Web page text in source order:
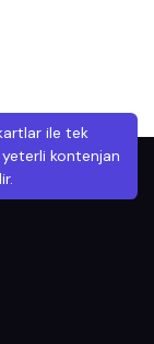
ile tek
kontenjan